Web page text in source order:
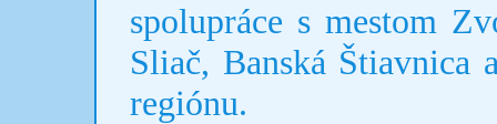
spolupráce s mestom
Sliač, Banská Štiavnica
regiónu.